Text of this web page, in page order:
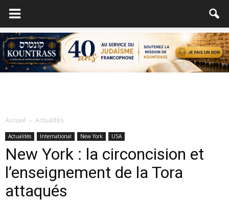
Accueil Actualités
Actualités International New York USA
New York : la circoncision et
l’enseignement de la Tora
attaqués